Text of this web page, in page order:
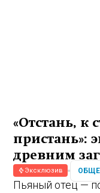
«Отстань, к
пристань»:
древним
Эксклюзив
Пьяный отец —